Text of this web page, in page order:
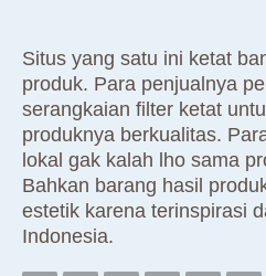
Situs yang satu ini ketat
produk. Para penjualnya
serangkaian filter ketat
produknya berkualitas.
lokal gak kalah lho sama
Bahkan barang hasil
estetik karena terinspirasi
Indonesia.